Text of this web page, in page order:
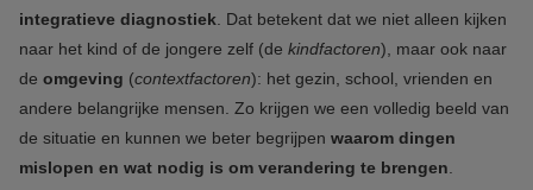
integratieve diagnostiek . Dat betekent dat we niet alleen kijken
naar het kind of de jongere zelf (de kindfactoren), maar ook naar
de omgeving (contextfactoren): het gezin, school, vrienden en
andere belangrijke mensen. Zo krijgen we een volledig beeld van
de situatie en kunnen we beter begrijpen waarom dingen
mislopen en wat nodig is om verandering te brengen